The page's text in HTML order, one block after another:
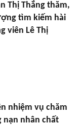
Thị Thắng thăm,
tìm kiếm hài
viên Lê Thị
nhiệm vụ chăm
nạn nhân chất